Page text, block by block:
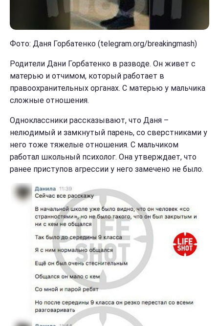
Фото: Даня Горбатенко (telegram.org/breakingmash)
Родители Дани Горбатенко в разводе. Он живет с
матерью и отчимом, который работает в
правоохранительных органах. С матерью у мальчика
сложные отношения.
Одноклассники рассказывают, что Даня –
нелюдимый и замкнутый парень, со сверстниками у
него тоже тяжелые отношения. С мальчиком
работал школьный психолог. Она утверждает, что
ранее приступов агрессии у него замечено не было.